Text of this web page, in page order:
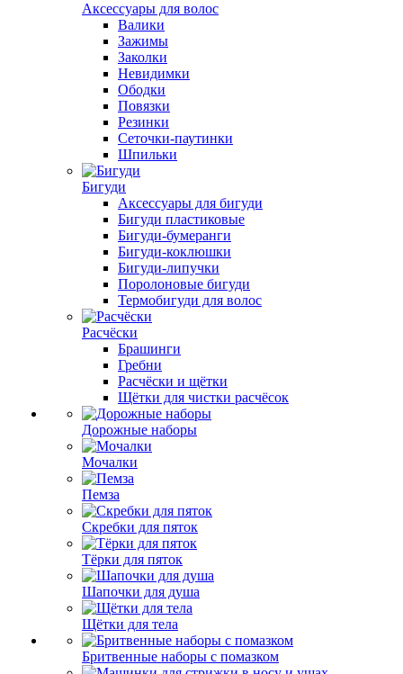
Аксессуары для волос
Валики
Зажимы
Заколки
Невидимки
Ободки
Повязки
Резинки
Сеточки-паутинки
Шпильки
Бигуди
Аксессуары для бигуди
Бигуди пластиковые
Бигуди-бумеранги
Бигуди-коклюшки
Бигуди-липучки
Поролоновые бигуди
Термобигуди для волос
Расчёски
Брашинги
Гребни
Расчёски и щётки
Щётки для чистки расчёсок
Дорожные наборы
Мочалки
Пемза
Скребки для пяток
Тёрки для пяток
Шапочки для душа
Щётки для тела
Бритвенные наборы с помазком